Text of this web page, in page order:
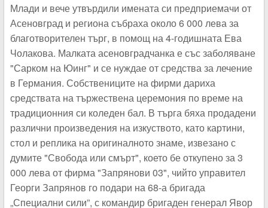
Млади и вече утвърдили имената си предприемачи от
Асеновград и региона събраха около 6 000 лева за
благотворителен търг, в помощ на 4-годишната Ева
Чолакова. Малката асеновградчанка е със заболяване
"Сарком на Юинг" и се нуждае от средства за лечение
в Германия. Собствениците на фирми дариха
средствата на тържествена церемония по време на
традиционния си коледен бал. В търга бяха продадени
различни произведения на изкуството, като картини,
стол и реплика на оригиналното знаме, извезано с
думите "Свобода или смърт", което бе откупено за 3
000 лева от фирма "Запрянови 03", чийто управител
Георги Запрянов го подари на 68-а бригада
„Специални сили”, с командир бригаден генерал Явор